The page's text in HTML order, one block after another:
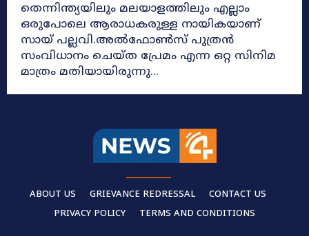
തെന്നിന്ത്യയിലും മലയാളത്തിലും എല്ലാം
ഒരുപോലെ ആരാധകരുള്ള നായികയാണ്
സായ് പല്ലവി.അൽഫോൺസ് പുത്രൻ
സംവിധാനം ചെയ്ത പ്രേമം എന്ന ഒറ്റ സിനിമ
മാത്രം മതിയായിരുന്നു...
ABOUT US GRIEVANCE REDRESSAL
CONTACT US
PRIVACY POLICY
TERMS AND CONDITIONS